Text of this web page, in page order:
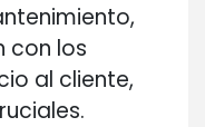
con los
al cliente,